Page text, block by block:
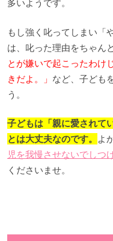
多いようです。
もし強く叱ってしまい「
は、叱った理由をちゃん
とが嫌いで起こったわ
きだよ。」 など、子ども
う。
子どもは「親に愛されて
とは大丈夫なのです。 よ
児を我慢させないでしつ
くださいませ。